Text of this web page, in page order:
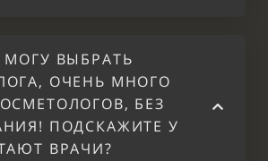
2900
2500
ВЫБРАТЬ
ОЧЕНЬ МНОГО
БЕЗ
ПОДСКАЖИТЕ У
ВРАЧИ?